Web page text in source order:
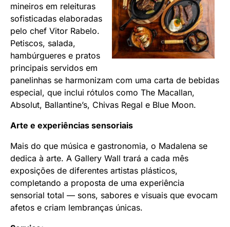
mineiros em releituras
sofisticadas elaboradas
pelo chef Vitor Rabelo.
Petiscos, salada,
hambúrgueres e pratos
principais servidos em
panelinhas se harmonizam com uma carta de bebidas
especial, que inclui rótulos como The Macallan,
Absolut, Ballantine’s, Chivas Regal e Blue Moon.
Arte e experiências sensoriais
Mais do que música e gastronomia, o Madalena se
dedica à arte. A Gallery Wall trará a cada mês
exposições de diferentes artistas plásticos,
completando a proposta de uma experiência
sensorial total — sons, sabores e visuais que evocam
afetos e criam lembranças únicas.